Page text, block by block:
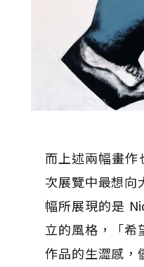
而上述兩幅畫作
次展覽中最想向
幅所展現的是
立的風格，「希
作品的生澀感，